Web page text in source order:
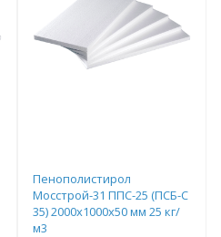
Пенополистирол
Мосстрой-31 ППС-25 (ПСБ-С
35) 2000х1000х50 мм 25 кг/
м3